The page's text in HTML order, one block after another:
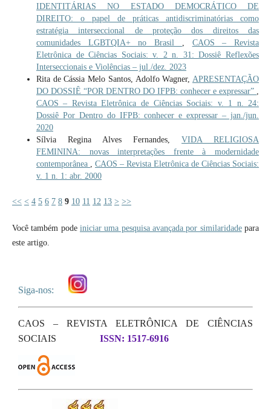
IDENTITÁRIAS NO ESTADO DEMOCRÁTICO DE
DIREITO: o papel de práticas antidiscriminatórias como
estratégia interseccional de proteção dos direitos das
comunidades LGBTQIA+ no Brasil , CAOS – Revista
Eletrônica de Ciências Sociais: v. 2 n. 31: Dossiê Reflexões
Interseccionais e Violências – jul./dez. 2023
Rita de Cássia Melo Santos, Adolfo Wagner,APRESENTAÇÃO
DO DOSSIÊ “POR DENTRO DO IFPB: conhecer e expressar” ,
CAOS – Revista Eletrônica de Ciências Sociais: v. 1 n. 24:
Dossiê Por Dentro do IFPB: conhecer e expressar – jan./jun.
2020
Sílvia Regina Alves Fernandes,VIDA RELIGIOSA
FEMININA: novas interpretações frente à modernidade
contemporânea , CAOS – Revista Eletrônica de Ciências Sociais:
v. 1 n. 1: abr. 2000
<< < 4 5 6 7 8 9 10 11 12 13 > >>
Você também pode iniciar uma pesquisa avançada por similaridadepara
este artigo.
Siga-nos:
CAOS – REVISTA ELETRÔNICA DE CIÊNCIAS
SOCIAIS
ISSN: 1517-6916